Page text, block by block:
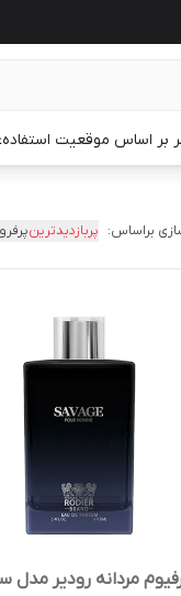
بر اساس موقعیت استفاده
براساس: پربازدیدترین
مردانه رودیر مدل